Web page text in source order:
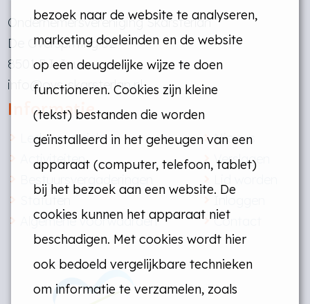
Ondernemersvereniging Skarsterlân
De Overspitting 52
8501 PJ Joure
info@ovs-skarsterlan.nl
Informatie
Ledenoverzicht
Activiteiten
Statuten
Algemene voorwaarden
Nieuws
Verslagen
Contact
bezoek naar de website te analyseren,
marketing doeleinden en de website
op een deugdelijke wijze te doen
functioneren. Cookies zijn kleine
(tekst) bestanden die worden
geïnstalleerd in het geheugen van een
apparaat (computer, telefoon, tablet)
bij het bezoek aan een website. De
cookies kunnen het apparaat niet
beschadigen. Met cookies wordt hier
ook bedoeld vergelijkbare technieken
om informatie te verzamelen, zoals